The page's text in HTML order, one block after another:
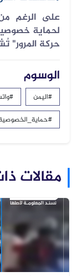
على الرغم
لحماية
حركة المرور"
الوسوم
#اليمن
مقالات